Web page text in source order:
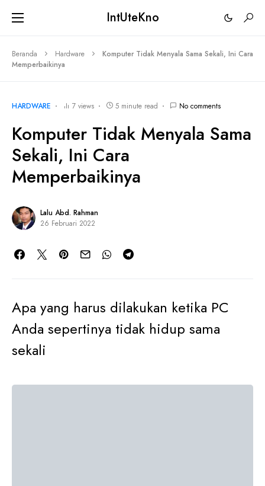
IntUteKno
Beranda Hardware
Komputer Tidak Menyala Sama Sekali, Ini Cara
Memperbaikinya
HARDWARE 7 views 5 minute read No comments
Komputer Tidak Menyala Sama
Sekali, Ini Cara
Memperbaikinya
Lalu Abd. Rahman
26 Februari 2022
Apa yang harus dilakukan ketika PC
Anda sepertinya tidak hidup sama
sekali